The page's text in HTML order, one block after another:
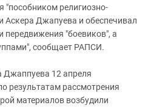
"пособником религиозно-
Аскера Джапуева и обеспечивал
передвижения "боевиков", а
сообщает РАПСИ.
Джаппуева 12 апреля
результатам рассмотрения
материалов возбудили